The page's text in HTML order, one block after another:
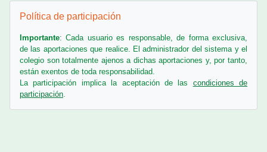
Política de participación
Importante: Cada usuario es responsable, de forma exclusiva,
de las aportaciones que realice. El administrador del sistema y el
colegio son totalmente ajenos a dichas aportaciones y, por tanto,
están exentos de toda responsabilidad.
La participación implica la aceptación de las condiciones de
participación